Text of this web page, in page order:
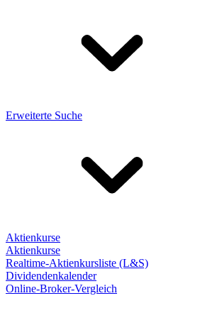
Erweiterte Suche
Aktienkurse
Aktienkurse
Realtime-Aktienkursliste (L&S)
Dividendenkalender
Online-Broker-Vergleich